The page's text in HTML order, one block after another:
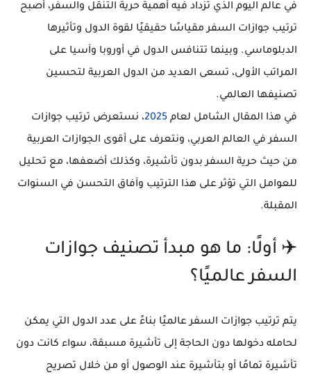
في عالم اليوم الذي تزداد فيه أهمية حرية التنقل والسفر، أصبح
ترتيب جوازات السفرمقياسًا حقيقيًا لقوة الدول وتأثيرها
الدبلوماسي. وبينما تتنافس الدول في أوروبا وآسيا على
المراتب الأولى، تسعى العديد من الدول العربية لتحسين
تصنيفها العالمي.
في هذا المقال الشامل لعام 2025، نستعرض ترتيب جوازات
السفر في العالم العربي، ونتعرف على أقوى الجوازات العربية
من حيث حرية السفر بدون تأشيرة، وكذلك أضعفها، مع تحليل
للعوامل التي تؤثر على هذا الترتيب وآفاق التحسن في السنوات
المقبلة.
✈️ أولًا: ما هو مبدأ تصنيف جوازات
السفر عالميًا؟
يتم ترتيب جوازات السفر عالميًا بناءً على عدد الدول التي يمكن
لحامله دخولها دون الحاجة إلى تأشيرة مسبقة، سواء كانت دون
تأشيرة تمامًا أو بتأشيرة عند الوصول أو من خلال تصريح